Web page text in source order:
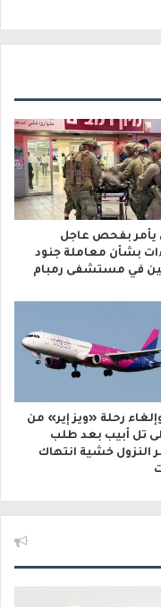
يأمر بفحص عاجل
بشأن معاملة جنود
في مستشفى رمبام
رحلة «ويز إير» من
تل أبيب بعد طلب
النزول خشية انتهاك